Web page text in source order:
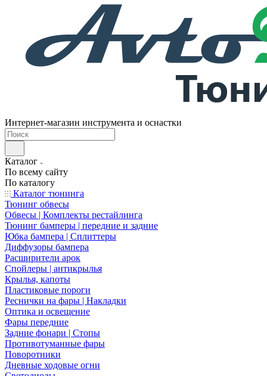
Интернет-магазин инструмента и оснастки
Каталог
По всему сайту
По каталогу
Каталог тюнинга
Тюнинг обвесы
Обвесы | Комплекты рестайлинга
Тюнинг бамперы | передние и задние
Юбка бампера | Сплиттеры
Диффузоры бампера
Расширители арок
Спойлеры | антикрылья
Крылья, капоты
Пластиковые пороги
Реснички на фары | Накладки
Оптика и освещение
Фары передние
Задние фонари | Стопы
Противотуманные фары
Поворотники
Дневные ходовые огни